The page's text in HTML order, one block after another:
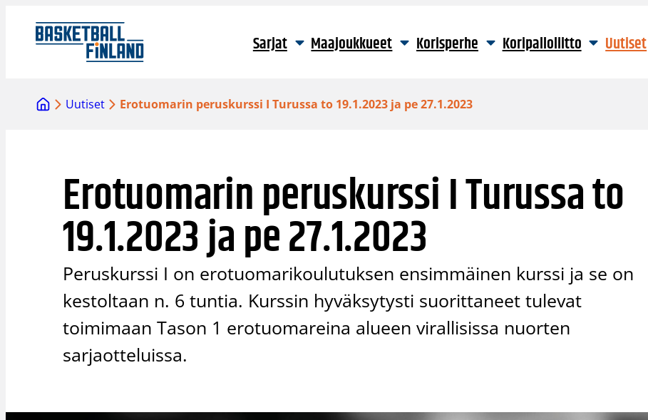
sisältöön
Sarjat Maajoukkueet Korisperhe Koripalloliitto Uutiset
Uutiset Erotuomarin peruskurssi I Turussa to 19.1.2023 ja pe 27.1.2023
Erotuomarin peruskurssi I Turussa to
19.1.2023 ja pe 27.1.2023
Peruskurssi I on erotuomarikoulutuksen ensimmäinen kurssi ja se on
kestoltaan n. 6 tuntia. Kurssin hyväksytysti suorittaneet tulevat
toimimaan Tason 1 erotuomareina alueen virallisissa nuorten
sarjaotteluissa.